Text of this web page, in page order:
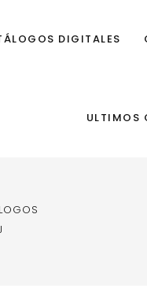
DIGITALES
ULTIMOS